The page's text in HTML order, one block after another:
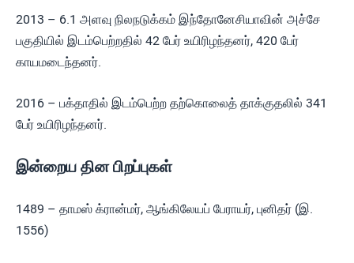
2013 – 6.1 அளவு நிலநடுக்கம் இந்தோனேசியாவின் அச்சே
பகுதியில் இடம்பெற்றதில் 42 பேர் உயிரிழந்தனர், 420 பேர்
காயமடைந்தனர்.
2016 – பக்தாதில் இடம்பெற்ற தற்கொலைத் தாக்குதலில் 341
பேர் உயிரிழந்தனர்.
இன்றைய தின பிறப்புகள்
1489 – தாமஸ் க்ரான்மர், ஆங்கிலேயப் பேராயர், புனிதர் (இ.
1556)